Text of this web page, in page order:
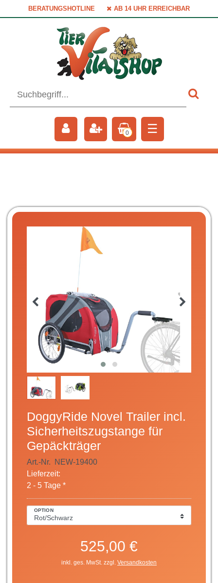
BERATUNGSHOTLINE AB 14 UHR ERREICHBAR
0 ☰
DoggyRide Novel Trailer incl.
Sicherheitszugstange für
Gepäckträger
Art.-Nr.
NEW-19400
Lieferzeit:
2 - 5 Tage *
OPTION
525,00 €
inkl. ges. MwSt. zzgl. Versandkosten